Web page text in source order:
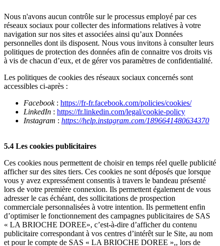
Nous n'avons aucun contrôle sur le processus employé par ces
réseaux sociaux pour collecter des informations relatives à votre
navigation sur nos sites et associées ainsi qu’aux Données
personnelles dont ils disposent. Nous vous invitons à consulter leurs
politiques de protection des données afin de connaitre vos droits vis
à vis de chacun d’eux, et de gérer vos paramètres de confidentialité.
Les politiques de cookies des réseaux sociaux concernés sont
accessibles ci-après :
Facebook: https://fr-fr.facebook.com/policies/cookies/
LinkedIn : https://fr.linkedin.com/legal/cookie-policy
Instagram : https://help.instagram.com/1896641480634370
5.4 Les cookies publicitaires
Ces cookies nous permettent de choisir en temps réel quelle publicité
afficher sur des sites tiers. Ces cookies ne sont déposés que lorsque
vous y avez expressément consentis à travers le bandeau présenté
lors de votre première connexion. Ils permettent également de vous
adresser le cas échéant, des sollicitations de prospection
commerciale personnalisées à votre intention. Ils permettent enfin
d’optimiser le fonctionnement des campagnes publicitaires de SAS
« LA BRIOCHE DOREE», c’est-à-dire d’afficher du contenu
publicitaire correspondant à vos centres d’intérêt sur le Site, au nom
et pour le compte de SAS « LA BRIOCHE DOREE »,, lors de